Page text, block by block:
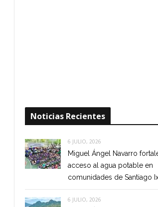
Noticias Recientes
6 JULIO, 2026
Miguel Ángel Navarro
acceso al agua potable en
comunidades de Santiago
6 JULIO, 2026